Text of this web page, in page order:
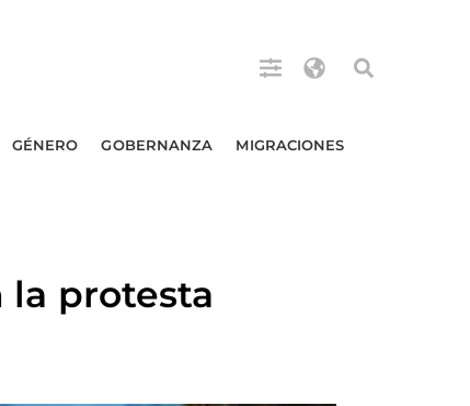
GÉNERO GOBERNANZA MIGRACIONES
la protesta